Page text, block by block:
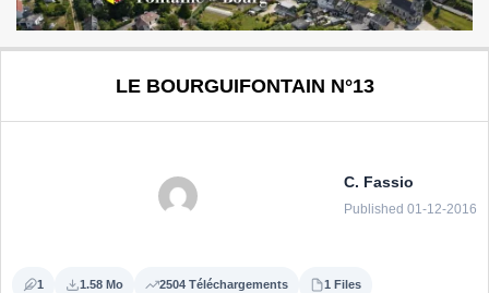
FONTAINE-
LE-
BOURG
LE BOURGUIFONTAIN N°13
C. Fassio
Published 01-12-2016
1 1.58 Mo 2504 Téléchargements 1 Files